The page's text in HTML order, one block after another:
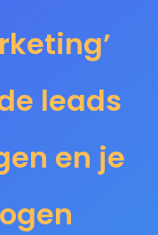
leads
en je